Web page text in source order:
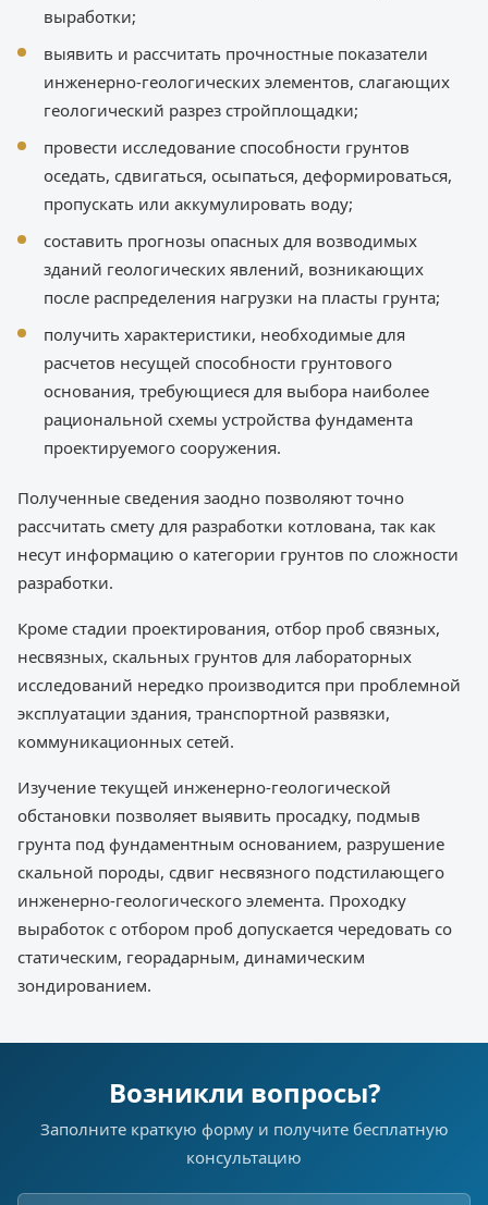
выработки;
выявить и рассчитать прочностные показатели
инженерно-геологических элементов, слагающих
геологический разрез стройплощадки;
провести исследование способности грунтов
оседать, сдвигаться, осыпаться, деформироваться,
пропускать или аккумулировать воду;
составить прогнозы опасных для возводимых
зданий геологических явлений, возникающих
после распределения нагрузки на пласты грунта;
получить характеристики, необходимые для
расчетов несущей способности грунтового
основания, требующиеся для выбора наиболее
рациональной схемы устройства фундамента
проектируемого сооружения.
Полученные сведения заодно позволяют точно
рассчитать смету для разработки котлована, так как
несут информацию о категории грунтов по сложности
разработки.
Кроме стадии проектирования, отбор проб связных,
несвязных, скальных грунтов для лабораторных
исследований нередко производится при проблемной
эксплуатации здания, транспортной развязки,
коммуникационных сетей.
Изучение текущей инженерно-геологической
обстановки позволяет выявить просадку, подмыв
грунта под фундаментным основанием, разрушение
скальной породы, сдвиг несвязного подстилающего
инженерно-геологического элемента. Проходку
выработок с отбором проб допускается чередовать со
статическим, георадарным, динамическим
зондированием.
Возникли вопросы?
Заполните краткую форму и получите бесплатную
консультацию